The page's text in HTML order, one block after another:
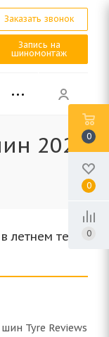
Заказать звонок
Запись на
шиномонтаж
2025
летнем тесте
Tyre Reviews
0
0
0